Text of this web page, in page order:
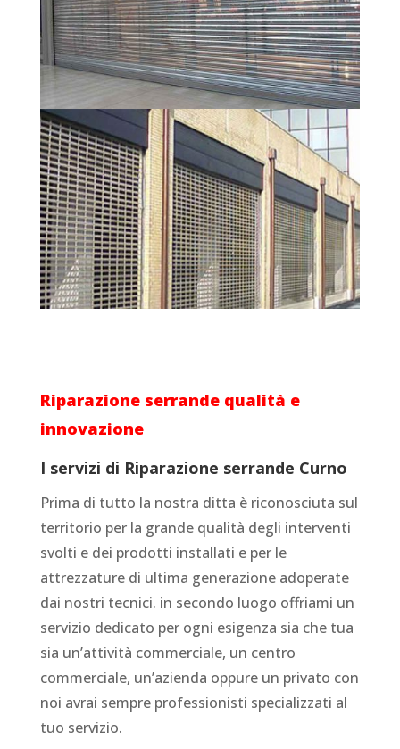
Riparazione serrandequalità e
innovazione
I servizi di Riparazione serrande Curno
Prima di tutto la nostra ditta è riconosciuta sul
territorio per la grande qualità degli interventi
svolti e dei prodotti installati e per le
attrezzature di ultima generazione adoperate
dai nostri tecnici. in secondo luogo offriami un
servizio dedicato per ogni esigenza sia che tua
sia un’attività commerciale, un centro
commerciale, un’azienda oppure un privato con
noi avrai sempre professionisti specializzati al
tuo servizio.